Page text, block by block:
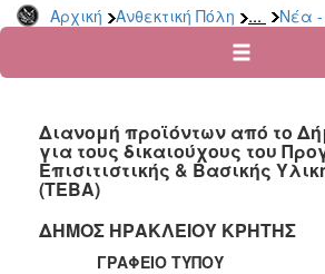
Αρχική Ανθεκτική Πόλη ... Νέα -
Ανακοινώσεις
για
Οικονομική
Αδυναμία
&
Φυσικές
Καταστροφές
Διανομή προϊόντων από το
για τους δικαιούχους του
Επισιτιστικής & Βασικής
(ΤΕΒΑ)
ΔΗΜΟΣ ΗΡΑΚΛΕΙΟΥ ΚΡΗΤΗΣ
ΓΡΑΦΕΙΟ ΤΥΠΟΥ